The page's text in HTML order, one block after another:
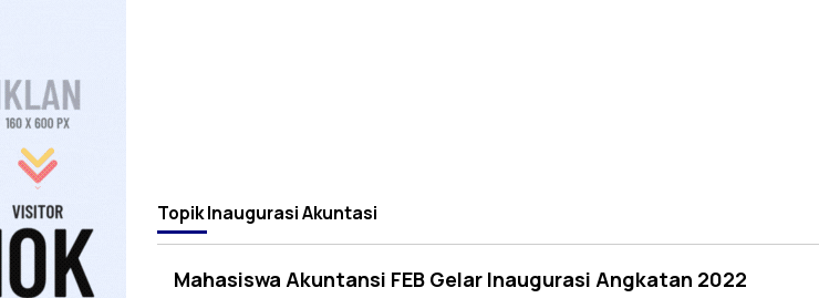
TopikInaugurasi Akuntasi
Mahasiswa Akuntansi FEB Gelar Inaugurasi Angkatan 2022